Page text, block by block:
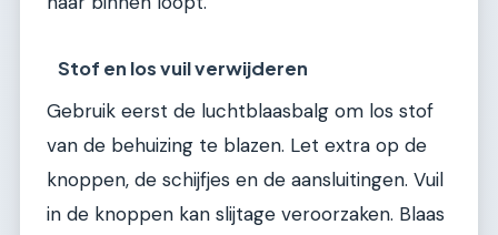
Stof en los vuil verwijderen
Gebruik eerst de luchtblaasbalg om los stof
van de behuizing te blazen. Let extra op de
knoppen, de schijfjes en de aansluitingen. Vuil
in de knoppen kan slijtage veroorzaken. Blaas